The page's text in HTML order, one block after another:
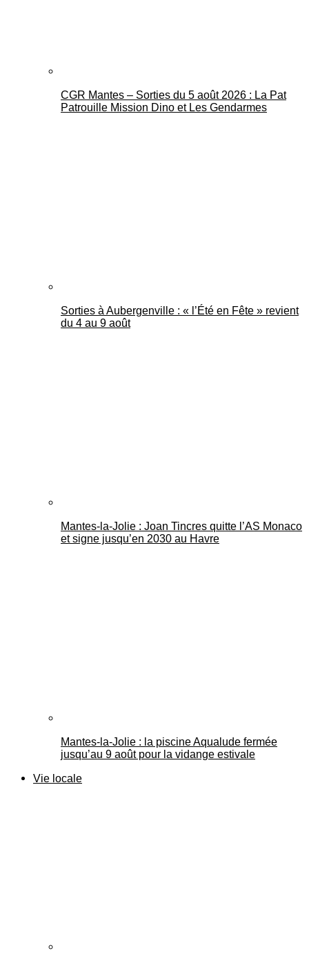
CGR Mantes – Sorties du 5 août 2026 : La Pat
Patrouille Mission Dino et Les Gendarmes
Sorties à Aubergenville : « l’Été en Fête » revient
du 4 au 9 août
Mantes-la-Jolie : Joan Tincres quitte l’AS Monaco
et signe jusqu’en 2030 au Havre
Mantes-la-Jolie : la piscine Aqualude fermée
jusqu’au 9 août pour la vidange estivale
Vie locale